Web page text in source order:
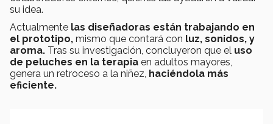
su idea.
Actualmente las diseñadoras están trabajando en
el prototipo, mismo que contará con luz, sonidos, y
aroma. Tras su investigación, concluyeron que el uso
de peluches en la terapia en adultos mayores,
genera un retroceso a la niñez, haciéndola más
eficiente.